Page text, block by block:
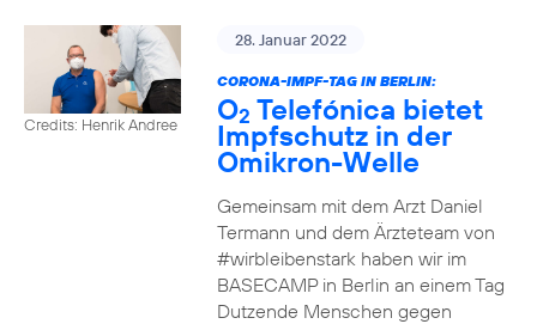
Credits: Henrik Andree
28. Januar 2022
CORONA-IMPF-TAG IN BERLIN:
O2 Telefónica bietet
Impfschutz in der
Omikron-Welle
Gemeinsam mit dem Arzt Daniel
Termann und dem Ärzteteam von
#wirbleibenstark haben wir im
BASECAMP in Berlin an einem Tag
Dutzende Menschen gegen